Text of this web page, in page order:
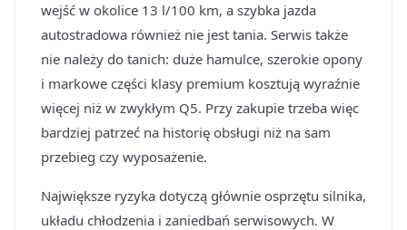
wejść w okolice 13 l/100 km, a szybka jazda
autostradowa również nie jest tania. Serwis także
nie należy do tanich: duże hamulce, szerokie opony
i markowe części klasy premium kosztują wyraźnie
więcej niż w zwykłym Q5. Przy zakupie trzeba więc
bardziej patrzeć na historię obsługi niż na sam
przebieg czy wyposażenie.
Największe ryzyka dotyczą głównie osprzętu silnika,
układu chłodzenia i zaniedbań serwisowych. W